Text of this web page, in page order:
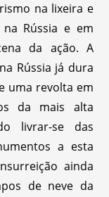
na lixeira e
Rússia e em
da ação. A
Rússia já dura
uma revolta em
da mais alta
livrar-se das
a esta
ainda
de neve da